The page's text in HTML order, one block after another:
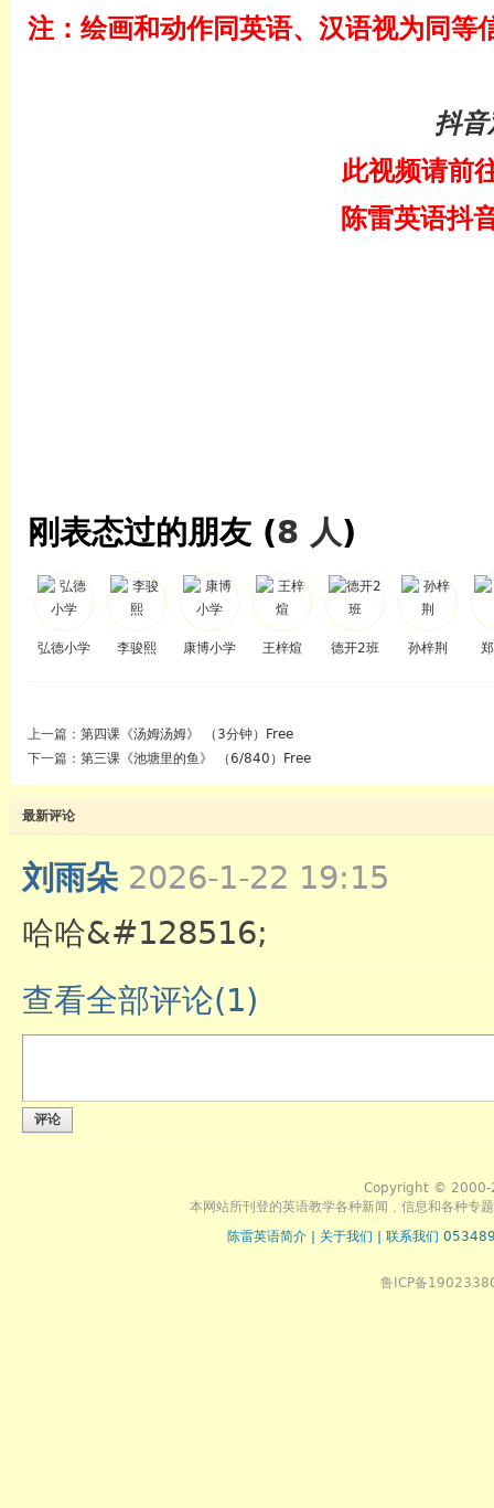
注：绘画和动作同英语、汉语视为同等
抖
此视频请前
陈雷英语
刚表态过的朋友 (8 人)
弘德小学 李骏熙 康博小学 王梓煊 德开2班 孙梓荆
上一篇： 第四课《汤姆汤姆》 （3分钟）Free
下一篇： 第三课《池塘里的鱼》 （6/840）Free
最新评论
刘雨朵 2026-1-22 19:15
哈哈&#128516;
查看全部评论(1)
评论
Copyright © 2000-
本网站所刊登的英语教学各种新闻﹑信息和各种专
陈雷英语简介
关于我们 联系我们
鲁ICP备